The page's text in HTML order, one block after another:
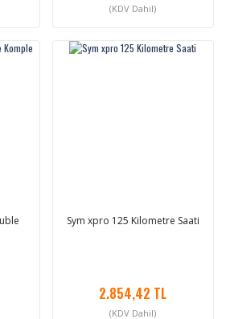
(KDV Dahil)
Sym xpro 125 Kilometre Saati
2.854,42 TL
(KDV Dahil)